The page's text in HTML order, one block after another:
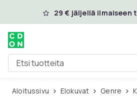
Ohita ja siirry pääsisältöön
29 € jäljellä ilmaiseen
Etsi tuotteita
Aloitussivu Elokuvat Genre